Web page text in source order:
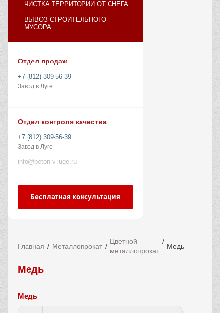
ЧИСТКА ТЕРРИТОРИИ ОТ СНЕГА
ВЫВОЗ СТРОИТЕЛЬНОГО
МУСОРА
Отдел продаж
+7 (812) 309-56-39
Завод в Луге
Отдел контроля качества
+7 (812) 309-56-39
Завод в Луге
info@beton-v-luge.ru
Бесплатная консультация
Главная Металлопрокат
Цветной
металлопрокат
Медь
Медь
Медь